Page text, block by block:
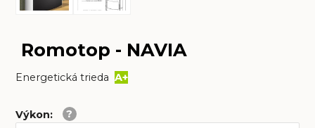
Romotop - NAVIA
Energetická trieda A+
Výkon: